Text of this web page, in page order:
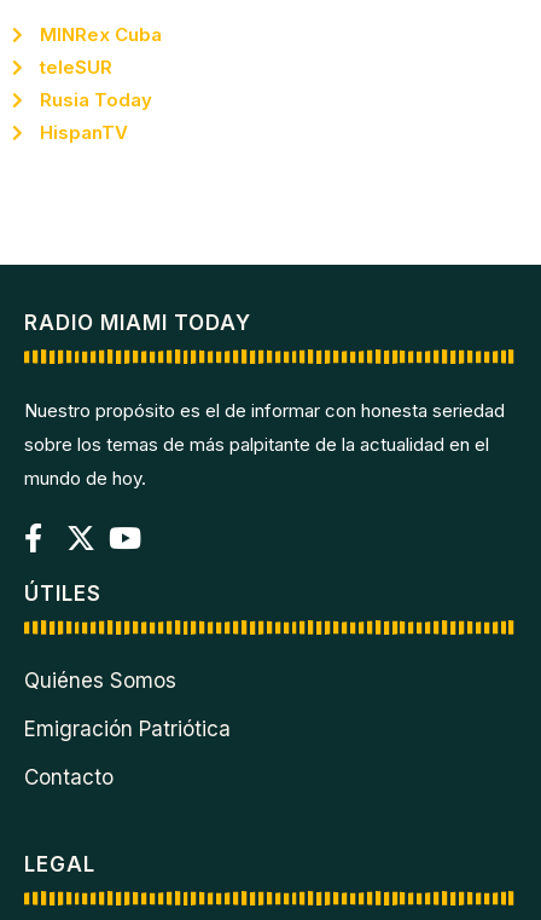
MINRex Cuba
teleSUR
Rusia Today
HispanTV
RADIO MIAMI TODAY
Nuestro propósito es el de informar con honesta seriedad
sobre los temas de más palpitante de la actualidad en el
mundo de hoy.
ÚTILES
Quiénes Somos
Emigración Patriótica
Contacto
LEGAL